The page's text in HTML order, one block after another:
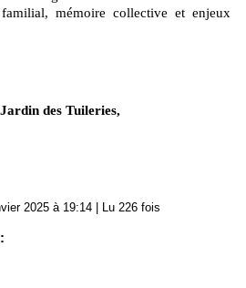
mémoire collective et enjeux
des Tuileries,
2025 à 19:14 | Lu 226 fois